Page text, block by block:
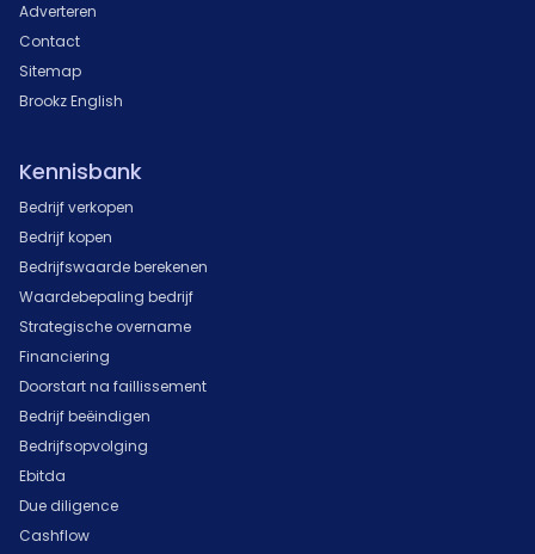
Adverteren
Contact
Sitemap
Brookz English
Kennisbank
Bedrijf verkopen
Bedrijf kopen
Bedrijfswaarde berekenen
Waardebepaling bedrijf
Strategische overname
Financiering
Doorstart na faillissement
Bedrijf beëindigen
Bedrijfsopvolging
Ebitda
Due diligence
Cashflow